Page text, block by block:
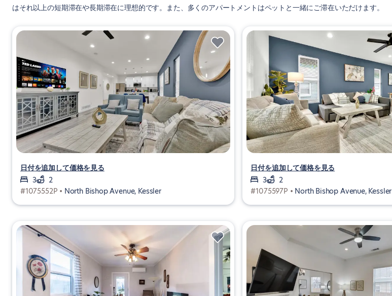
はそれ以上の短期滞在や長期滞在に理想的です。また、多くのアパートメントはペットと一緒にご滞在いただけます。
日付を追加して価格を見る
3
2
#1075552P • North Bishop Avenue, Kessler
日付を追加して価格を見る
3
2
#1075597P • North Bishop Avenue, Kessler